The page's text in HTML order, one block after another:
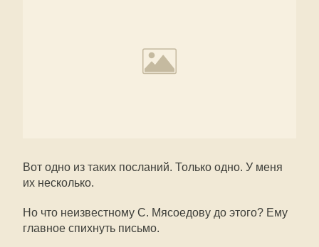
Вот одно из таких посланий. Только одно. У меня
их несколько.
Но что неизвестному С. Мясоедову до этого? Ему
главное спихнуть письмо.